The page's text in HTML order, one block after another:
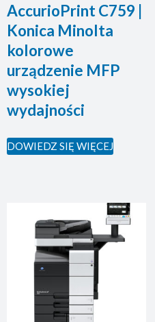
AccurioPrint C759 |
Konica Minolta
kolorowe
urządzenie MFP
wysokiej
wydajności
DOWIEDZ SIĘ WIĘCEJ